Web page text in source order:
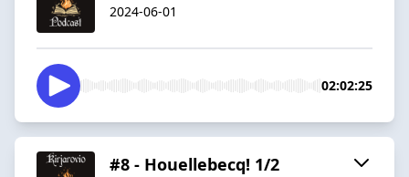
2024-06-01
02:02:25
#8 - Houellebecq! 1/2